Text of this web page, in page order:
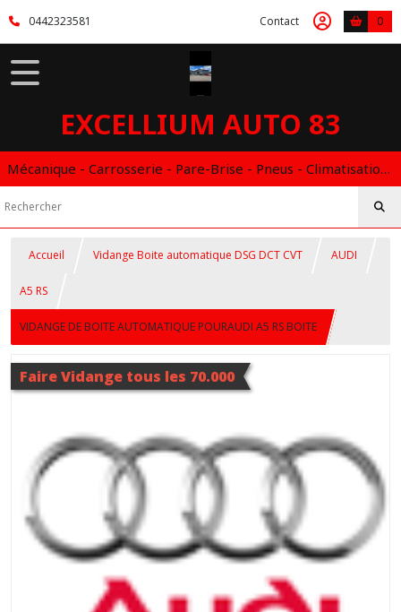
0442323581 Contact 0
EXCELLIUM AUTO 83
Mécanique - Carrosserie - Pare-Brise - Pneus - Climatisation - Entretien - Vidange Boite Auto - Boitier éthanol
Accueil Vidange Boite automatique DSG DCT CVT AUDI
A5 RS
VIDANGE DE BOITE AUTOMATIQUE POURAUDI A5 RS BOITE
Faire Vidange tous les 70.000